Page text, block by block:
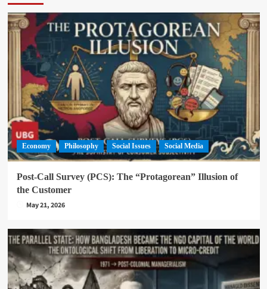
Economy Philosophy Social Issues Social Media
Post-Call Survey (PCS): The “Protagorean” Illusion of
the Customer
May 21, 2026